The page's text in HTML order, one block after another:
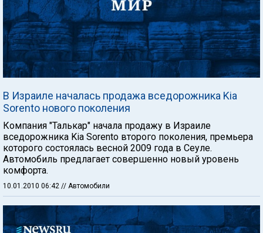
В Израиле началась продажа вседорожника Kia
Sorento нового поколения
Компания "Талькар" начала продажу в Израиле
вседорожника Kia Sorento второго поколения, премьера
которого состоялась весной 2009 года в Сеуле.
Автомобиль предлагает совершенно новый уровень
комфорта.
10.01.2010 06:42 // Автомобили